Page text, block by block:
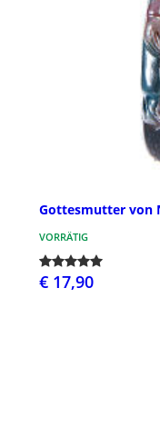
Gottesmutter von
VORRÄTIG
€ 17,90